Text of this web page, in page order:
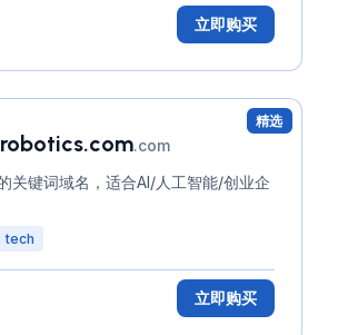
立即购买
精选
.com
关键词域名，适合AI/人工智能/创业企
tech
立即购买